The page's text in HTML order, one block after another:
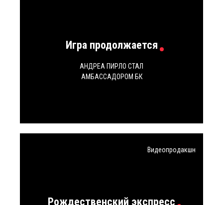
Игра продолжается
АНДРЕА ПИРЛО СТАЛ
АМБАССАДОРОМ БК
Рождественский экспресс
Видеопродакшн